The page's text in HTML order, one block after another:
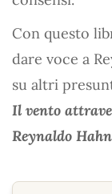
Con questo
dare voce a
su altri
Il vento
Reynaldo Hahn